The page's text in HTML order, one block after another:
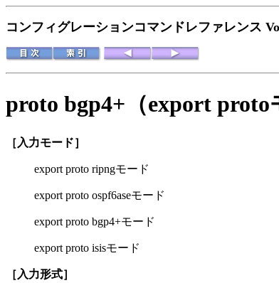
コンフィグレーションコマンドレファレンス
proto bgp4+（export proto
［入力モード］
export proto ripngモード
export proto ospf6aseモード
export proto bgp4+モード
export proto isisモード
［入力形式］